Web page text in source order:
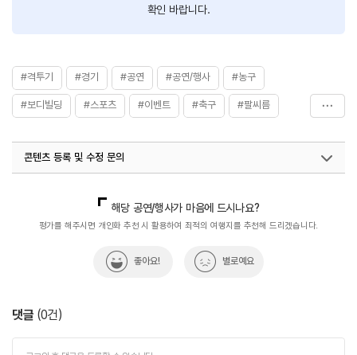
확인 바랍니다.
#격투기 #경기 #공연 #공연/행사 #농구
#보디빌딩 #스포츠 #이벤트 #축구 #팔씨름
콘텐츠 등록 및 수정 문의
해당 공연/행사가 마음에 드시나요?
평가를 해주시면 개인화 추천 시 활용하여 최적의 여행지를 추천해 드리겠습니다.
좋아요! 별로예요
댓글 (0건)